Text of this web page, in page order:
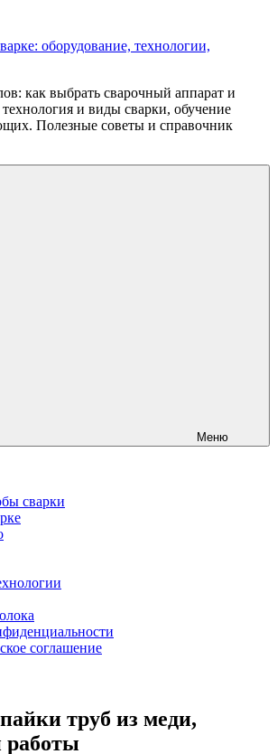
оборудование, технологии,
как выбрать сварочный аппарат и
и виды сварки, обучение
Полезные советы и справочник
Меню
сварки
соглашение
труб из меди,
работы